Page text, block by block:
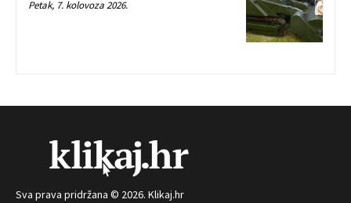
Petak, 7. kolovoza 2026.
Sva prava pridržana © 2026. Klikaj.hr